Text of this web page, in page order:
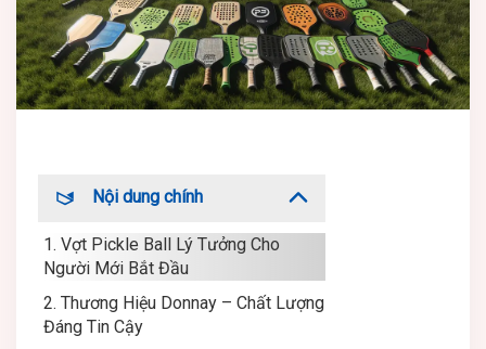
Nội dung chính
1. Vợt Pickle Ball Lý Tưởng Cho
Người Mới Bắt Đầu
2. Thương Hiệu Donnay – Chất Lượng
Đáng Tin Cậy